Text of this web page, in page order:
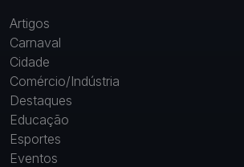
Artigos
Carnaval
Cidade
Comércio/Indústria
Destaques
Educação
Esportes
Eventos